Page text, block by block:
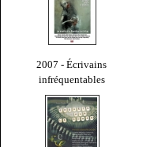
2007 - Écrivains
infréquentables